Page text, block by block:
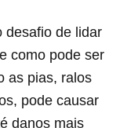
desafio de lidar
como pode ser
as pias, ralos
pode causar
danos mais